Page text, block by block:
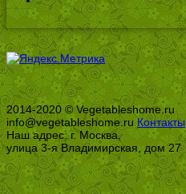
2014-2020 © Vegetableshome.ru
info@vegetableshome.ruКонтакты
Наш адрес: г. Москва,
улица 3-я Владимирская, дом 27